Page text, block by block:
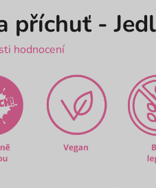
příchuť -
hodnocení